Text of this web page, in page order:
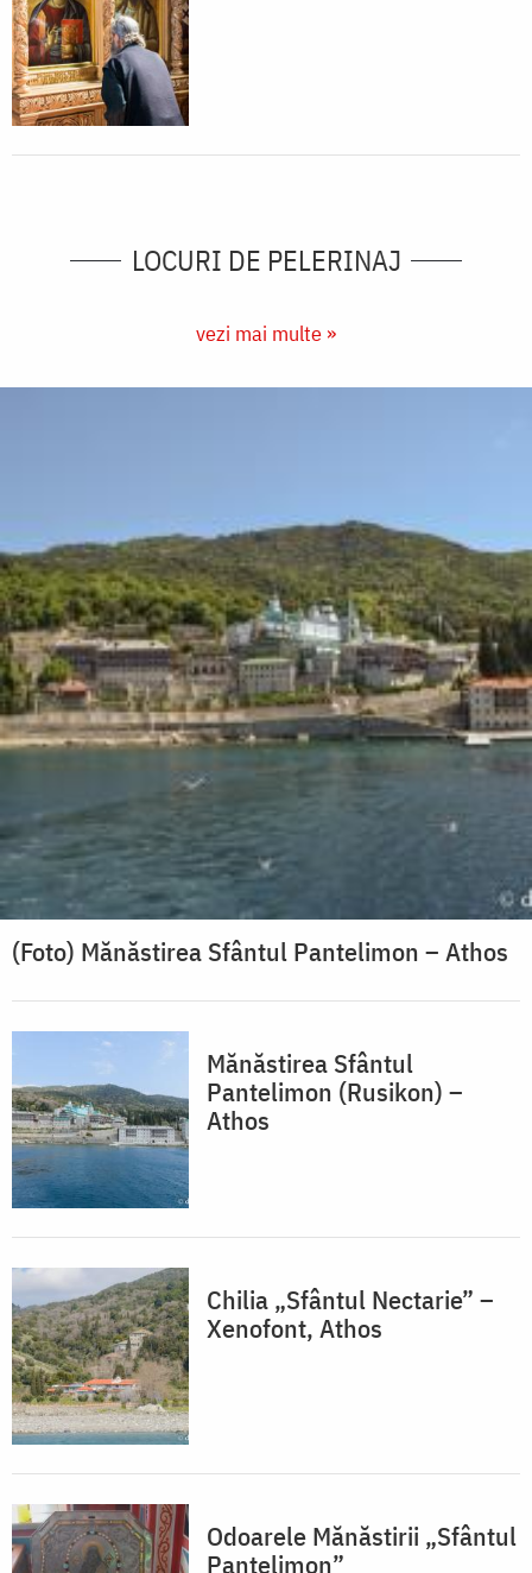
LOCURI DE PELERINAJ
vezi mai multe »
(Foto) Mănăstirea Sfântul Pantelimon – Athos
Mănăstirea Sfântul
Pantelimon (Rusikon) –
Athos
Chilia „Sfântul Nectarie” –
Xenofont, Athos
Odoarele Mănăstirii „Sfântul
Pantelimon”